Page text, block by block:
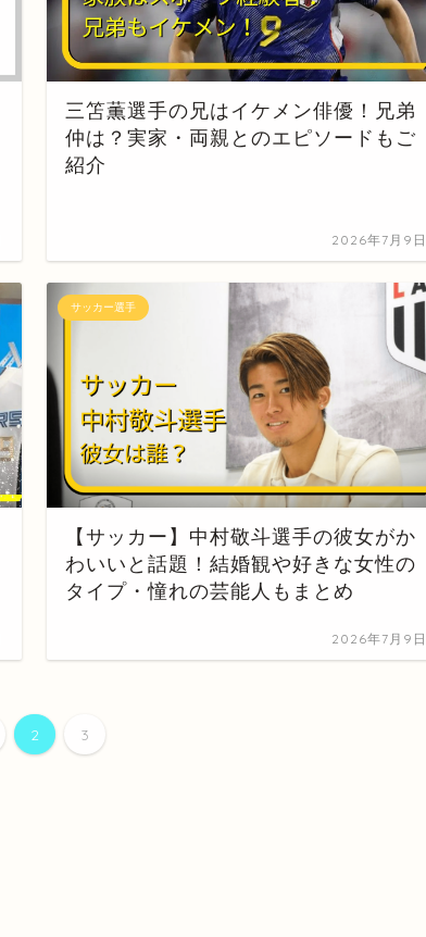
三笘薫選手の兄はイケメン俳優！兄弟
仲は？実家・両親とのエピソードもご
紹介
2026年7月9日
サッカー選手
【サッカー】中村敬斗選手の彼女がか
わいいと話題！結婚観や好きな女性の
タイプ・憧れの芸能人もまとめ
2026年7月9日
2 3